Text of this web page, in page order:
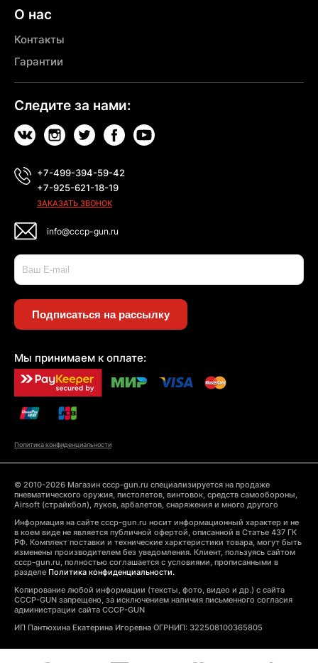
О нас
Контакты
Гарантии
Следите за нами:
+7-499-394-59-42
+7-925-621-18-19
ЗАКАЗАТЬ ЗВОНОК
info@cccp-gun.ru
Подписаться на рассылку
Мы принимаем к оплате:
Политика конфиденциальности
© 2010-2026 Магазин cccp-gun.ru специализируется на продаже
пневматического оружия, пистолетов, винтовок, средств самообороны,
Airsoft (страйкбол), луков, арбалетов, снаряжения и много другого
Информация на сайте cccp-gun.ru носит информационный характер и не
в коем виде не является публичной офертой, описанной в Статье 437 ГК
РФ. Комплект поставки и технические харктеристики товара, могут быть
изменены производителем без уведомления. Клиент, пользуясь сайтом
cccp-gun.ru, полностью соглашается с условиями, прописанными в
разделе Политика конфиденциальности.
Копирование любой информации (тексты, фото, видео и др.) с сайта
CCCP-GUN запрещено, за исключением наличия письменного согласия
администрации сайта CCCP-GUN
ИП Пантюхина Екатерина Игоревна ОГРНИП: 322508100365805